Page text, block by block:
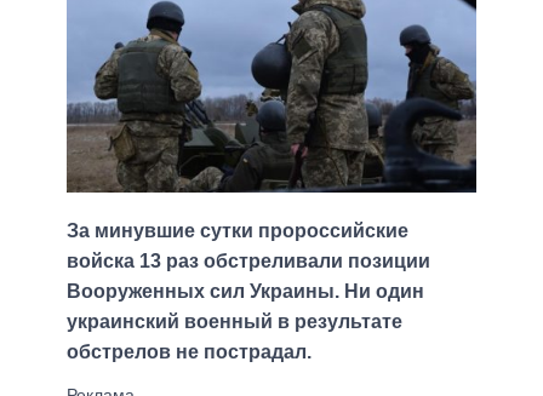
За минувшие сутки пророссийские
войска 13 раз обстреливали позиции
Вооруженных сил Украины. Ни один
украинский военный в результате
обстрелов не пострадал.